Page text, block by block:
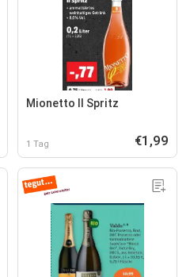
Mionetto Il Spritz
1 Tag €1,99